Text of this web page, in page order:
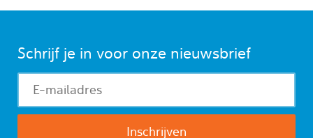
Schrijf je in voor onze nieuwsbrief